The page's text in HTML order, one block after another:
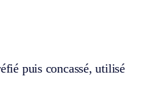
puis concassé, utilisé